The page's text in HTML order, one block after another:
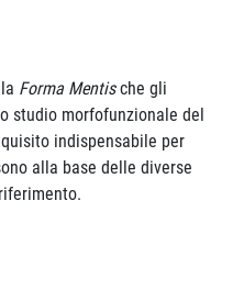
Forma Mentische gli
studio morfofunzionale del
indispensabile per
alla base delle diverse